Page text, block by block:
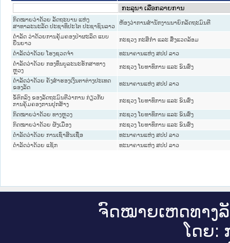
ກົດໝາຍວ່າດ້ວຍ ລັດຖະບານ ແຫ່ງ
ສາທາລະນະລັດ ປະຊາທິປະໄຕ ປະຊາຊົນລາວ
ຫ້ອງວ່າການສຳນັກງານນາຍົກລັດຖະມົນຕີ
ດຳລັດ ວ່າດ້ວຍການຄຸ້ມຄອງປ່າຜະລິດ ແບບ
ຍືນຍາວ
ກະຊວງ ກະສິກຳ ແລະ ສິ່ງແວດລ້ອມ
ດຳລັດວ່າດ້ວຍ ໂຮງຊວດຈຳ
ທະນາຄານແຫ່ງ ສປປ ລາວ
ດຳລັດວ່າດ້ວຍ ກອງທຶນບູລະນະຮັກສາທາງ
ຫຼວງ
ກະຊວງ ໂຍທາທິການ ແລະ ຂົນສົ່ງ
ດຳລັດວ່າດ້ວຍ ຄັງສຳຮອງເງິນຕາຕ່າງປະເທດ
ຂອງລັດ
ທະນາຄານແຫ່ງ ສປປ ລາວ
ຂໍ້ຕົກລົງ ຂອງລັດຖະມົນຕີວ່າການ ກ່ຽວກັບ
ການຄຸ້ມຄອງການປຸກສ້າງ
ກະຊວງ ໂຍທາທິການ ແລະ ຂົນສົ່ງ
ກົດ​ໝາຍ​ວ່າ​ດ້ວຍ ທາງຫຼວງ
ກະຊວງ ໂຍທາທິການ ແລະ ຂົນສົ່ງ
ກົດ​ໝາຍ​ວ່າ​ດ້ວຍ ຜັງເມືອງ
ກະຊວງ ໂຍທາທິການ ແລະ ຂົນສົ່ງ
ດຳລັດວ່າດ້ວຍ ການເຊົ່າສິນເຊື່ອ
ທະນາຄານແຫ່ງ ສປປ ລາວ
ດຳລັດວ່າດ້ວຍ ແຊັກ
ທະນາຄານແຫ່ງ ສປປ ລາວ
ຈົດ​ໝາຍ​ເຫດ​ທາງ​
ໂດຍ: